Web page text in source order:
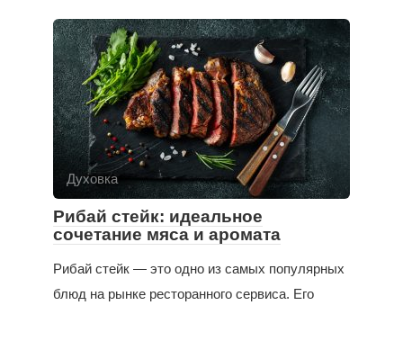
Духовка
Рибай стейк: идеальное
сочетание мяса и аромата
Рибай стейк — это одно из самых популярных
блюд на рынке ресторанного сервиса. Его